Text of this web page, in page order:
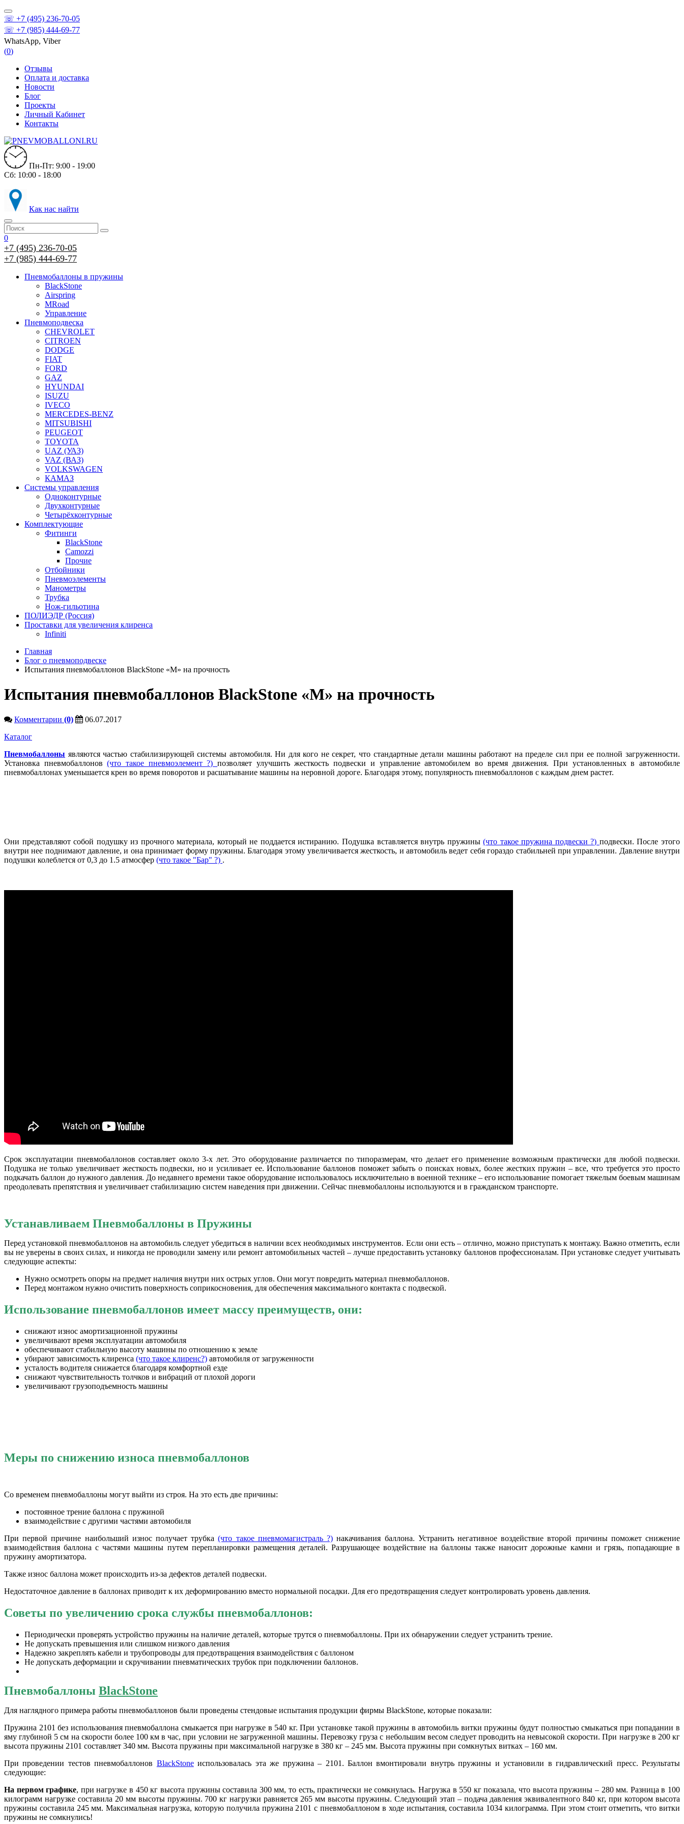
☏ +7 (495) 236-70-05
☏ +7 (985) 444-69-77
WhatsApp, Viber
(0)
Отзывы
Оплата и доставка
Новости
Блог
Проекты
Личный Кабинет
Контакты
Пн-Пт: 9:00 - 19:00
Сб: 10:00 - 18:00
Как нас найти
0
+7 (495) 236-70-05
+7 (985) 444-69-77
Пневмобаллоны в пружины
BlackStone
Airspring
MRoad
Управление
Пневмоподвеска
CHEVROLET
CITROEN
DODGE
FIAT
FORD
GAZ
HYUNDAI
ISUZU
IVECO
MERCEDES-BENZ
MITSUBISHI
PEUGEOT
TOYOTA
UAZ (УАЗ)
VAZ (ВАЗ)
VOLKSWAGEN
КАМАЗ
Системы управления
Одноконтурные
Двухконтурные
Четырёхконтурные
Комплектующие
Фитинги
BlackStone
Camozzi
Прочие
Отбойники
Пневмоэлементы
Манометры
Трубка
Нож-гильотина
ПОЛИЭДР (Россия)
Проставки для увеличения клиренса
Infiniti
Главная
Блог о пневмоподвеске
Испытания пневмобаллонов BlackStone «М» на прочность
Испытания пневмобаллонов BlackStone «М» на прочность
Комментарии (0)
06.07.2017
Каталог
Пневмобаллоны являются частью стабилизирующей системы автомобиля. Ни для кого не секрет, что стандартные детали машины работают на пределе сил при ее полной загруженности.
Установка пневмобаллонов(что такое пневмоэлемент ?)позволяет улучшить жесткость подвески и управление автомобилем во время движения. При установленных в автомобиле
пневмобаллонах уменьшается крен во время поворотов и расшатывание машины на неровной дороге. Благодаря этому, популярность пневмобаллонов с каждым днем растет.
Они представляют собой подушку из прочного материала, который не поддается истиранию. Подушка вставляется внутрь пружины(что такое пружина подвески ?) подвески. После этого
внутри нее поднимают давление, и она принимает форму пружины. Благодаря этому увеличивается жесткость, и автомобиль ведет себя гораздо стабильней при управлении. Давление внутри
подушки колеблется от 0,3 до 1.5 атмосфер (что такое "Бар" ?) .
Срок эксплуатации пневмобаллонов составляет около 3-х лет. Это оборудование различается по типоразмерам, что делает его применение возможным практически для любой подвески.
Подушка не только увеличивает жесткость подвески, но и усиливает ее. Использование баллонов поможет забыть о поисках новых, более жестких пружин – все, что требуется это просто
подкачать баллон до нужного давления. До недавнего времени такое оборудование использовалось исключительно в военной технике – его использование помогает тяжелым боевым машинам
преодолевать препятствия и увеличивает стабилизацию систем наведения при движении. Сейчас пневмобаллоны используются и в гражданском транспорте.
Устанавливаем Пневмобаллоны в Пружины
Перед установкой пневмобаллонов на автомобиль следует убедиться в наличии всех необходимых инструментов. Если они есть – отлично, можно приступать к монтажу. Важно отметить, если
вы не уверены в своих силах, и никогда не проводили замену или ремонт автомобильных частей – лучше предоставить установку баллонов профессионалам. При установке следует учитывать
следующие аспекты:
Нужно осмотреть опоры на предмет наличия внутри них острых углов. Они могут повредить материал пневмобаллонов.
Перед монтажом нужно очистить поверхность соприкосновения, для обеспечения максимального контакта с подвеской.
Использование пневмобаллонов имеет массу преимуществ, они:
снижают износ амортизационной пружины
увеличивают время эксплуатации автомобиля
обеспечивают стабильную высоту машины по отношению к земле
убирают зависимость клиренса (что такое клиренс?) автомобиля от загруженности
усталость водителя снижается благодаря комфортной езде
снижают чувствительность толчков и вибраций от плохой дороги
увеличивают грузоподъемность машины
Меры по снижению износа пневмобаллонов
Со временем пневмобаллоны могут выйти из строя. На это есть две причины:
постоянное трение баллона с пружиной
взаимодействие с другими частями автомобиля
При первой причине наибольший износ получает трубка(что такое пневмомагистраль ?) накачивания баллона. Устранить негативное воздействие второй причины поможет снижение
взаимодействия баллона с частями машины путем перепланировки размещения деталей. Разрушающее воздействие на баллоны также наносит дорожные камни и грязь, попадающие в
пружину амортизатора.
Также износ баллона может происходить из-за дефектов деталей подвески.
Недостаточное давление в баллонах приводит к их деформированию вместо нормальной посадки. Для его предотвращения следует контролировать уровень давления.
Советы по увеличению срока службы пневмобаллонов:
Периодически проверять устройство пружины на наличие деталей, которые трутся о пневмобаллоны. При их обнаружении следует устранить трение.
Не допускать превышения или слишком низкого давления
Надежно закреплять кабели и трубопроводы для предотвращения взаимодействия с баллоном
Не допускать деформации и скручивании пневматических трубок при подключении баллонов.
Пневмобаллоны BlackStone
Для наглядного примера работы пневмобаллонов были проведены стендовые испытания продукции фирмы BlackStone, которые показали:
Пружина 2101 без использования пневмобаллона смыкается при нагрузке в 540 кг. При установке такой пружины в автомобиль витки пружины будут полностью смыкаться при попадании в
яму глубиной 5 см на скорости более 100 км в час, при условии не загруженной машины. Перевозку груза с небольшим весом следует проводить на невысокой скорости. При нагрузке в 200 кг
высота пружины 2101 составляет 340 мм. Высота пружины при максимальной нагрузке в 380 кг – 245 мм. Высота пружины при сомкнутых витках – 160 мм.
При проведении тестов пневмобаллонов BlackStoneиспользовалась эта же пружина – 2101. Баллон вмонтировали внутрь пружины и установили в гидравлический пресс. Результаты
следующие:
На первом графике, при нагрузке в 450 кг высота пружины составила 300 мм, то есть, практически не сомкнулась. Нагрузка в 550 кг показала, что высота пружины – 280 мм. Разница в 100
килограмм нагрузке составила 20 мм высоты пружины. 700 кг нагрузки равняется 265 мм высоты пружины. Следующий этап – подача давления эквивалентного 840 кг, при котором высота
пружины составила 245 мм. Максимальная нагрузка, которую получила пружина 2101 с пневмобаллоном в ходе испытания, составила 1034 килограмма. При этом стоит отметить, что витки
пружины не сомкнулись!